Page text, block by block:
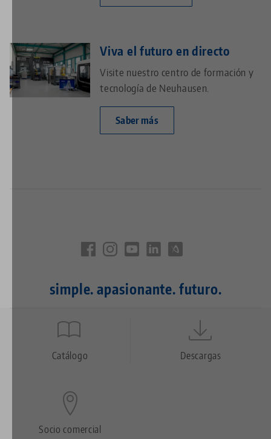
Viva el futuro en directo
Visite nuestro centro de formación y
tecnología de Neuhausen.
Saber más
simple. apasionante. futuro.
Quicklinks
FooterCatálogo Descargas
Socio comercial